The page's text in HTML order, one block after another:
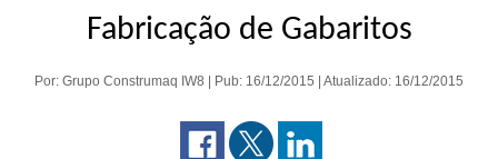
Fabricação de Gabaritos
Por: Grupo Construmaq IW8 | Pub: 16/12/2015 | Atualizado: 16/12/2015